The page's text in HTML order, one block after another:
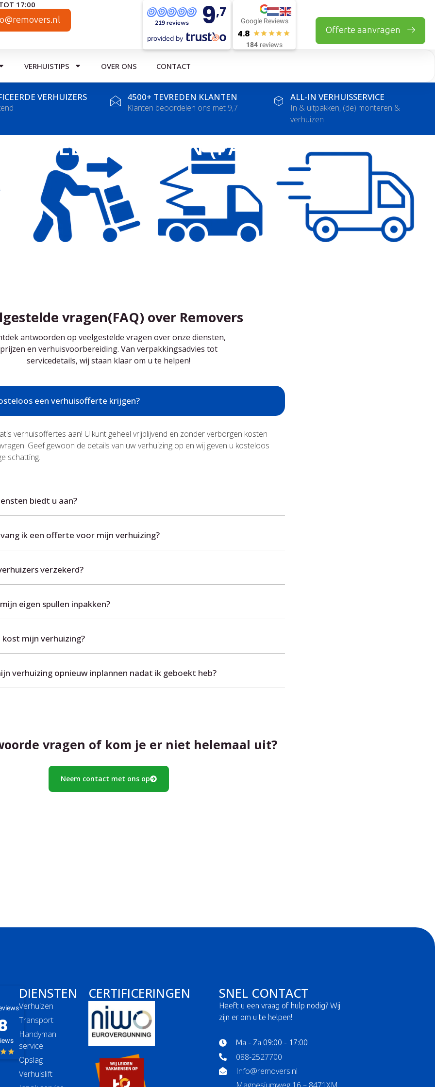
17:00
219 reviews 9,7
provided by
Google Reviews
4.8
184 reviews
Offerte aanvragen
VERHUISTIPS OVER ONS CONTACT
VERHUIZERS 4500+ TEVREDEN KLANTEN
Klanten beoordelen ons met 9,7
ALL-IN VERHUISSERVICE
In & uitpakken, (de) monteren &
verhuizen
GESTELDE VRAGEN (FAQ)
vragen(FAQ) over Removers
antwoorden op veelgestelde vragen over onze diensten,
prijzen en verhuisvoorbereiding. Van verpakkingsadvies tot
servicedetails, wij staan ​​klaar om u te helpen!
een verhuisofferte krijgen?
verhuisoffertes aan! U kunt geheel vrijblijvend en zonder verborgen kosten
Geef gewoon de details van uw verhuizing op en wij geven u kosteloos
schatting.
biedt u aan?
ik een offerte voor mijn verhuizing?
verzekerd?
eigen spullen inpakken?
kost mijn verhuizing?
verhuizing opnieuw inplannen nadat ik geboekt heb?
vragen of kom je er niet helemaal uit?
Neem contact met ons op
DIENSTEN
Verhuizen
Transport
Handyman
service
Opslag
Verhuislift
CERTIFICERINGEN SNEL CONTACT
Heeft u een vraag of hulp nodig? Wij
zijn er om u te helpen!
Ma - Za 09:00 - 17:00
088-2527700
Info@removers.nl